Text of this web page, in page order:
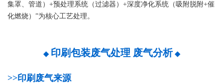
集罩、管道）+预处理系统（过滤器）+深度净化系统（吸附脱附+催
化燃烧）”为核心工艺处理。
◆ 印刷包装废气处理 废气分析 ◆
>>印刷 废气来源